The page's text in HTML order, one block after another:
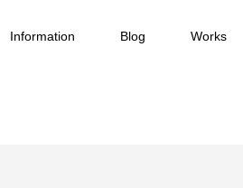
Information Blog Works